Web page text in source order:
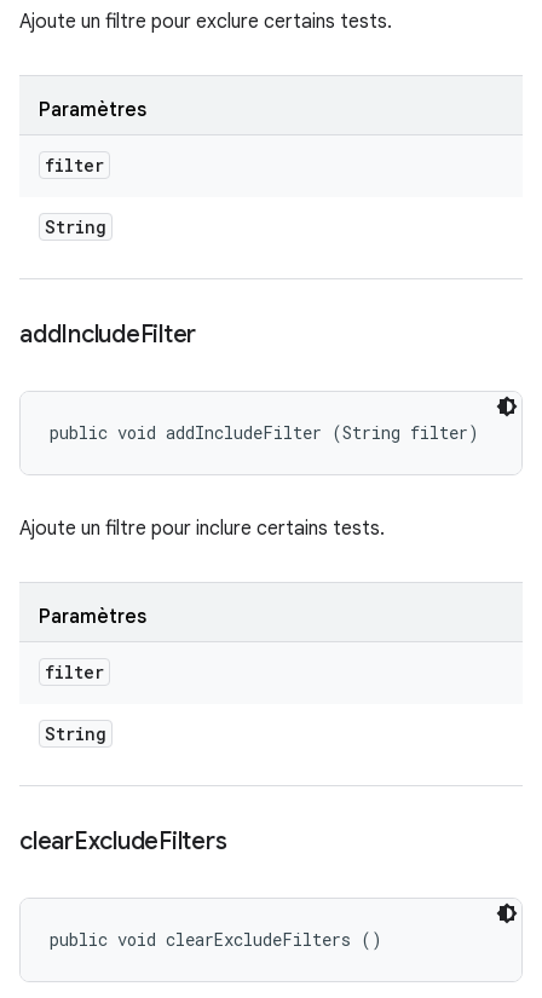
Ajoute un filtre pour exclure certains tests.
Paramètres
filter
String
addIncludeFilter
public void addIncludeFilter (String filter)
Ajoute un filtre pour inclure certains tests.
Paramètres
filter
String
clearExcludeFilters
public void clearExcludeFilters ()